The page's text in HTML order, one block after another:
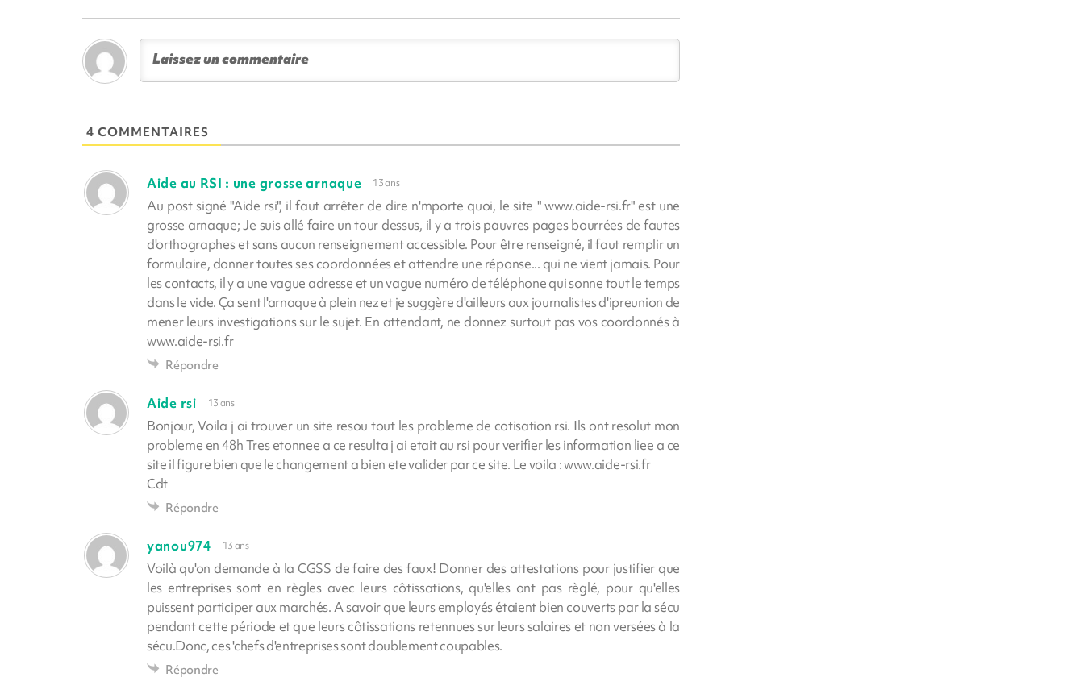
4 COMMENTAIRES
Aide au RSI : une grosse arnaque 13 ans
Au post signé "Aide rsi", il faut arrêter de dire n'mporte quoi, le site " www.aide-rsi.fr" est une
grosse arnaque; Je suis allé faire un tour dessus, il y a trois pauvres pages bourrées de fautes
d'orthographes et sans aucun renseignement accessible. Pour être renseigné, il faut remplir un
formulaire, donner toutes ses coordonnées et attendre une réponse... qui ne vient jamais. Pour
les contacts, il y a une vague adresse et un vague numéro de téléphone qui sonne tout le temps
dans le vide. Ça sent l'arnaque à plein nez et je suggère d'ailleurs aux journalistes d'ipreunion de
mener leurs investigations sur le sujet. En attendant, ne donnez surtout pas vos coordonnés à
www.aide-rsi.fr
Répondre
Aide rsi 13 ans
Bonjour, Voila j ai trouver un site resou tout les probleme de cotisation rsi. Ils ont resolut mon
probleme en 48h Tres etonnee a ce resulta j ai etait au rsi pour verifier les information liee a ce
site il figure bien que le changement a bien ete valider par ce site. Le voila : www.aide-rsi.fr
Cdt
Répondre
yanou974 13 ans
Voilà qu'on demande à la CGSS de faire des faux! Donner des attestations pour justifier que
les entreprises sont en règles avec leurs côtissations, qu'elles ont pas règlé, pour qu'elles
puissent participer aux marchés. A savoir que leurs employés étaient bien couverts par la sécu
pendant cette période et que leurs côtissations retennues sur leurs salaires et non versées à la
sécu.Donc, ces 'chefs d'entreprises sont doublement coupables.
Répondre